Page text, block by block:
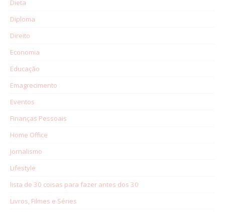
Dieta
Diploma
Direito
Economia
Educação
Emagrecimento
Eventos
Finanças Pessoais
Home Office
Jornalismo
Lifestyle
lista de 30 coisas para fazer antes dos 30
Livros, Filmes e Séries